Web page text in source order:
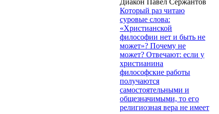
Который раз читаю
суровые слова:
«Христианской
философии нет и быть не
может»? Почему не
может? Отвечают: если у
христианина
философские работы
получаются
самостоятельными и
общезначимыми, то его
религиозная вера не имеет